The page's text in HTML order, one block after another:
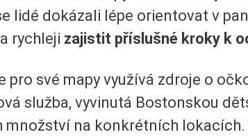
lidé dokázali lépe orientovat v
rychleji zajistit příslušné kroky k
pro své mapy využívá zdroje o
služba, vyvinutá Bostonskou
množství na konkrétních